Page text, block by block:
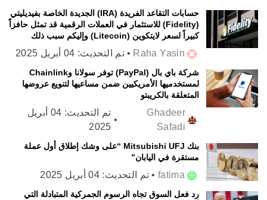
حسابات التقاعد الفريدة (IRA) الجديدة الخاصة بفيديليتي
(Fidelity) للاستثمار في العملات الرقمية قد تمثل حافزاً
كبيراً لسعر لايتكوين (Litecoin) وإليكم سبب ذلك
Raha Yasin
• تم التحديث: 04 أبريل 2025
شركة باي بال (PayPal) توفر سولانا وChainlink
لمستخدميها الأمريكيين ضمن مساعيها لتنويع عروضها
المتعلقة بالكريبتو
Ghadeer
Safadi
•
تم التحديث:
04 أبريل
2025
بنك Mitsubishi UFJ “على وشك إطلاق أول عملة
مستقرة في اليابان”
fatima
• تم التحديث: 04 أبريل 2025
رد فعل السوق تجاه الرسوم الجمركية المتبادلة التي